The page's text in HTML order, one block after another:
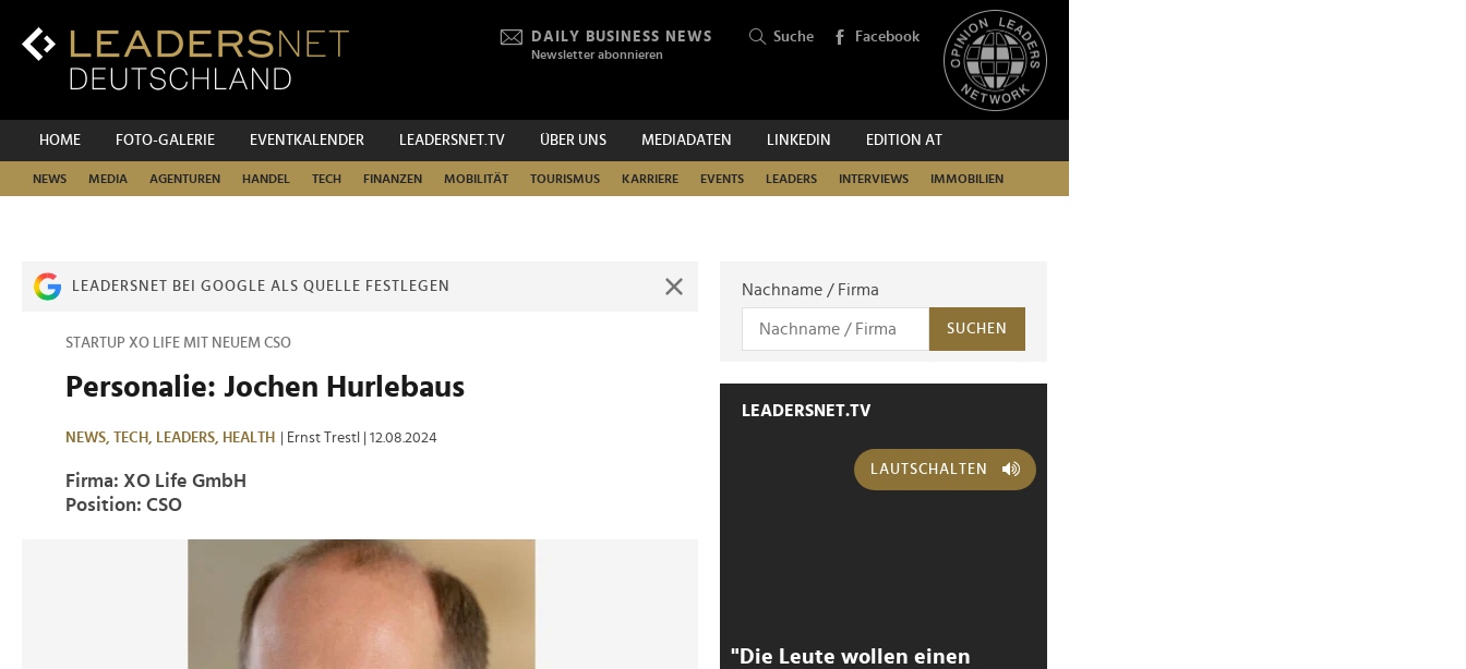
Inhalt
DAILY BUSINESS NEWS
Newsletter abonnieren
Suche Facebook
HOME FOTO-GALERIE EVENTKALENDER LEADERSNET.TV ÜBER UNS MEDIADATEN LINKEDIN EDITION AT
NEWS MEDIA AGENTUREN HANDEL TECH FINANZEN MOBILITÄT TOURISMUS KARRIERE EVENTS LEADERS INTERVIEWS IMMOBILIEN
SUCHEN
LEADERSNET BEI GOOGLE ALS QUELLE FESTLEGEN
STARTUP XO LIFE MIT NEUEM CSO
Personalie: Jochen Hurlebaus
NEWS, TECH, LEADERS, HEALTH | Ernst Trestl | 12.08.2024
Firma: XO Life GmbH
Position: CSO
Nachname / Firma
SUCHEN
LEADERSNET.TV
LAUTSCHALTEN
"Die Leute wollen einen